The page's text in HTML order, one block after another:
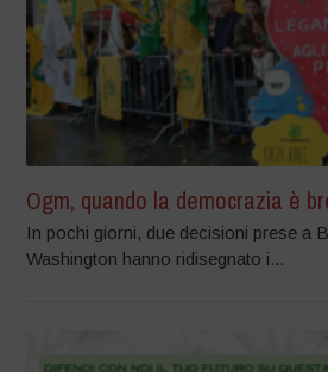
Ogm, quando la democrazia è
In pochi giorni, due decisioni prese a
Washington hanno ridisegnato i...